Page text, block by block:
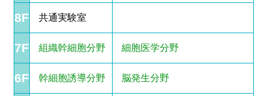
8F 共通実験室
7F 組織幹細胞分野 細胞医学分野
6F 幹細胞誘導分野 脳発生分野